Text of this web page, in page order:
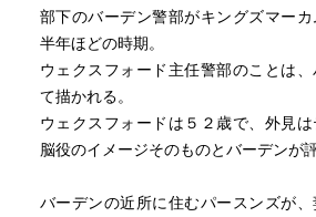
部下のバーデン警部がキングズマーカ
半年ほどの時期。
ウェクスフォード主任警部のことは
て描かれる。
ウェクスフォードは５２歳で、外見
脳役のイメージそのものとバーデンが
バーデンの近所に住むパースンズが